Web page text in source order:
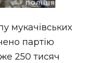
мукачівських
партію
250 тисяч